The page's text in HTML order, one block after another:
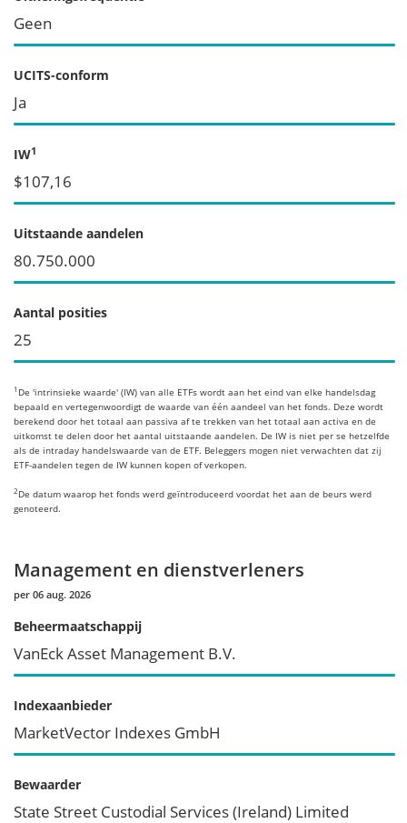
Geen
UCITS-conform
Ja
IW1
$107,16
Uitstaande aandelen
80.750.000
Aantal posities
25
1 De 'intrinsieke waarde' (IW) van alle ETFs wordt aan het eind van elke handelsdag
bepaald en vertegenwoordigt de waarde van één aandeel van het fonds. Deze wordt
berekend door het totaal aan passiva af te trekken van het totaal aan activa en de
uitkomst te delen door het aantal uitstaande aandelen. De IW is niet per se hetzelfde
als de intraday handelswaarde van de ETF. Beleggers mogen niet verwachten dat zij
ETF-aandelen tegen de IW kunnen kopen of verkopen.
2 De datum waarop het fonds werd geïntroduceerd voordat het aan de beurs werd
genoteerd.
Management en dienstverleners
per 06 aug. 2026
Beheermaatschappij
VanEck Asset Management B.V.
Indexaanbieder
MarketVector Indexes GmbH
Bewaarder
State Street Custodial Services (Ireland) Limited